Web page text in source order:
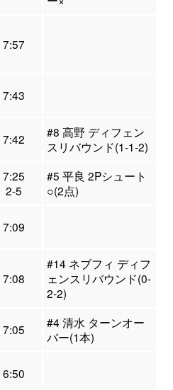
7:57
7:43
7:42
#8 高野 ディフェン
スリバウンド(1-1-2)
7:25
2-5
#5 平良 2Pシュート
○(2点)
7:09
7:08
#14 ネブフィ ディフ
ェンスリバウンド(0-
2-2)
7:05
#4 清水 ターンオー
バー(1本)
6:50